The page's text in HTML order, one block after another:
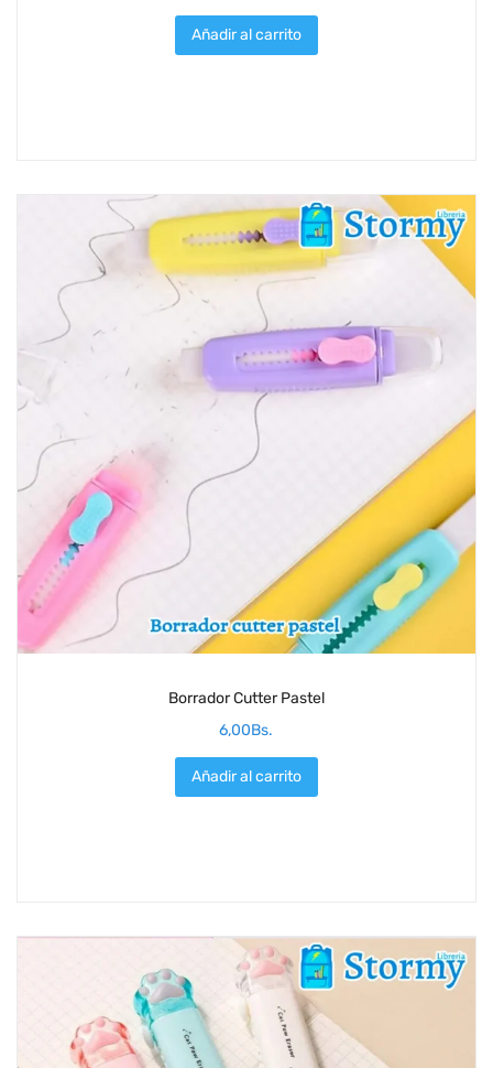
Añadir al carrito
Borrador Cutter Pastel
6,00Bs.
Añadir al carrito